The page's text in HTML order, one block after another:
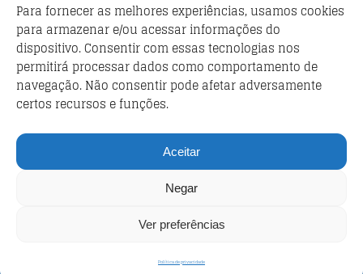
Para fornecer as melhores experiências, usamos cookies
para armazenar e/ou acessar informações do
dispositivo. Consentir com essas tecnologias nos
permitirá processar dados como comportamento de
navegação. Não consentir pode afetar adversamente
certos recursos e funções.
Aceitar
Negar
Ver preferências
Política de privacidade
o esporte na Itália.
Parceiros
Futebol ao vivo
Análises e prognósticos dos jogos
Política de privacidade
Copyright © 2026 | WordPress Theme by